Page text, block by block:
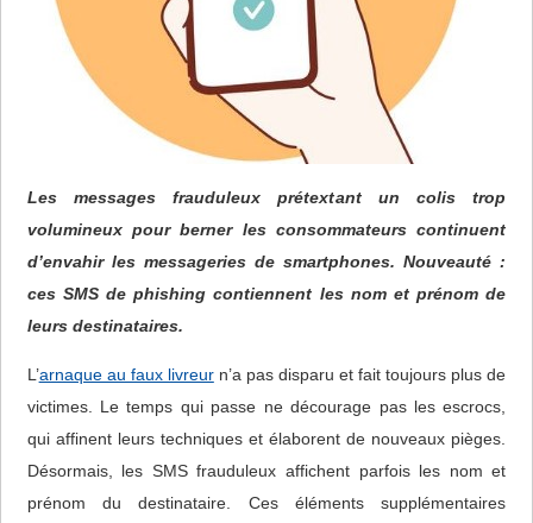
Les messages frauduleux prétextant un colis trop
volumineux pour berner les consommateurs continuent
d’envahir les messageries de smartphones. Nouveauté :
ces SMS de phishing contiennent les nom et prénom de
leurs destinataires.
L’arnaque au faux livreurn’a pas disparu et fait toujours plus de
victimes. Le temps qui passe ne décourage pas les escrocs,
qui affinent leurs techniques et élaborent de nouveaux pièges.
Désormais, les SMS frauduleux affichent parfois les nom et
prénom du destinataire. Ces éléments supplémentaires